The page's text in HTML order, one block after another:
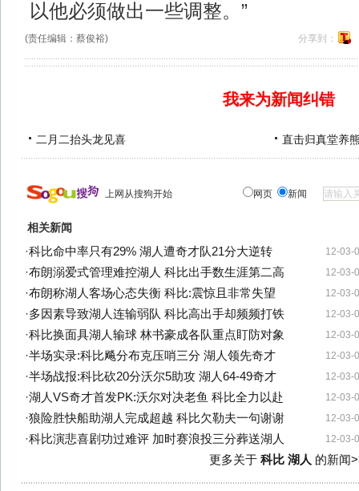
以他必须做出一些调整。”
(责任编辑：蔡俊裕) 分享到：
我来为新闻纠错
二月二抬头龙见喜 直击归真堂养
上网从搜狗开始 网页 新闻
相关新闻
12-03-
·科比命中率只有29% 湖人遭奇才队21分大逆转
12-03-
·布朗溺爱式管理难控湖人 科比出手数生涯第二高
12-03-
·布朗称湖人客场心态失衡 科比:震惊且非常失望
12-03-
·多因素导致湖人连输弱队 科比高出手却频频打铁
12-03-
·科比换面具湖人输球 林书豪成各队重点盯防对象
12-03-
·半场实录:科比飚分布克压哨三分 湖人领先奇才
12-03-
·半场战报:科比砍20分沃尔5助攻 湖人64-49奇才
12-03-
·湖人VS奇才首发PK:沃尔对决老鱼 科比全力以赴
12-03-
·狼险胜快船助湖人完成超越 科比欠勒夫一句谢谢
12-03-
·科比演悲喜剧功过难评 加时赛浪投三分葬送湖人
更多关于 科比 湖人 的新闻